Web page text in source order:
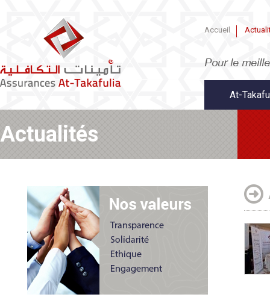
Accueil
At-
Actualités